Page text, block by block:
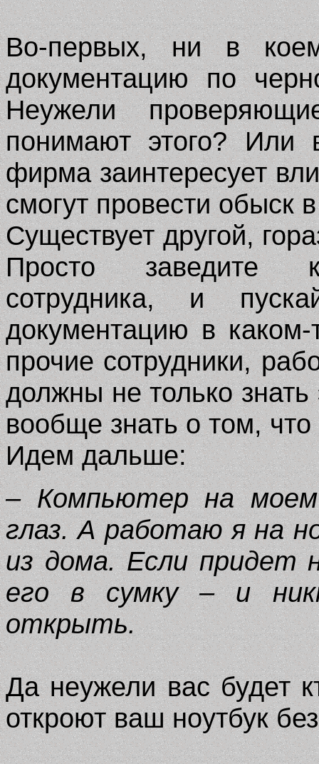
Во-первых, ни в
документацию по
Неужели
понимают этого?
фирма заинтересует
смогут провести обыск
Существует другой,
Просто заведите
сотрудника, и
документацию в
прочие сотрудники,
должны не только знать
вообще знать о том, что
Идем дальше:
– Компьютер на
глаз. А работаю я на
из дома. Если придет
его в сумку – и
открыть.
Да неужели вас будет
откроют ваш ноутбук